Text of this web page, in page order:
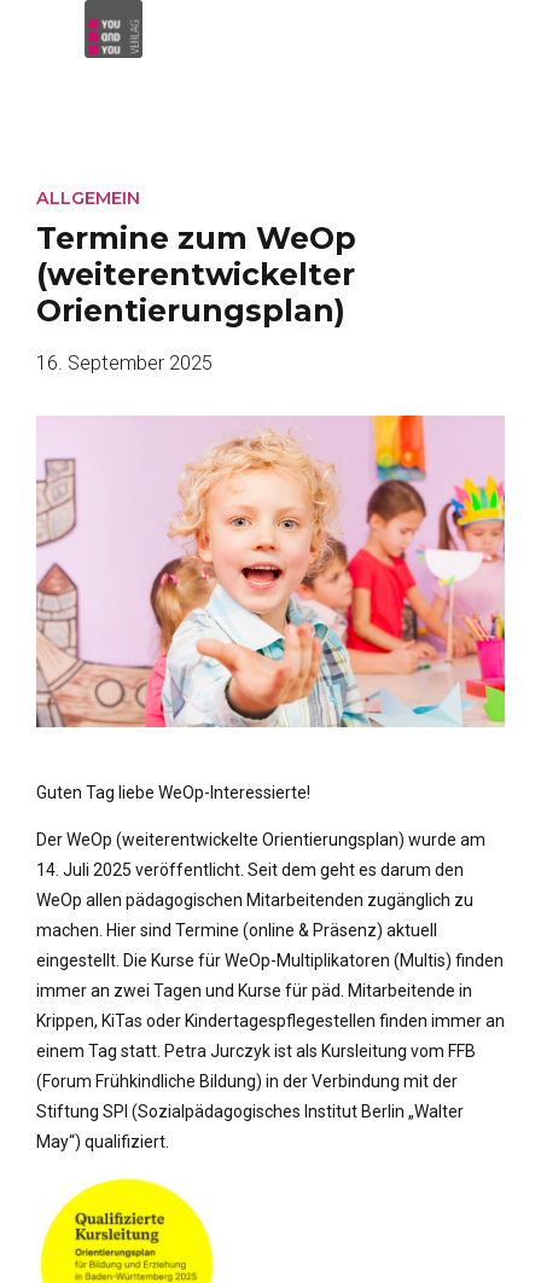
ALLGEMEIN
Termine zum WeOp
(weiterentwickelter
Orientierungsplan)
16. September 2025
Guten Tag liebe WeOp-Interessierte!
Der WeOp (weiterentwickelte Orientierungsplan) wurde am
14. Juli 2025 veröffentlicht. Seit dem geht es darum den
WeOp allen pädagogischen Mitarbeitenden zugänglich zu
machen. Hier sind Termine (online & Präsenz) aktuell
eingestellt. Die Kurse für WeOp-Multiplikatoren (Multis) finden
immer an zwei Tagen und Kurse für päd. Mitarbeitende in
Krippen, KiTas oder Kindertagespflegestellen finden immer an
einem Tag statt. Petra Jurczyk ist als Kursleitung vom FFB
(Forum Frühkindliche Bildung) in der Verbindung mit der
Stiftung SPI (Sozialpädagogisches Institut Berlin „Walter
May“) qualifiziert.